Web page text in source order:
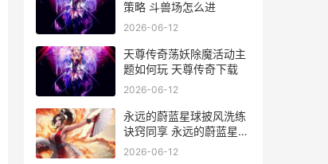
策略 斗兽场怎么进
2026-06-12
天尊传奇荡妖除魔活动主
题如何玩 天尊传奇下载
2026-06-12
永远的蔚蓝星球披风洗练
诀窍同享 永远的蔚蓝星球
无限钻石版
2026-06-12